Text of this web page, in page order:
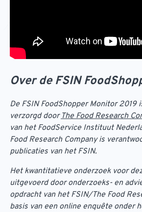
Over de FSIN
De FSIN FoodShopper Monitor 2019
verzorgd door The Food Research
van het FoodService Instituut
Food Research Company is
publicaties van het FSIN.
Het kwantitatieve onderzoek voor
uitgevoerd door onderzoeks- en
opdracht van het FSIN/The Food
basis van een online enquête onder